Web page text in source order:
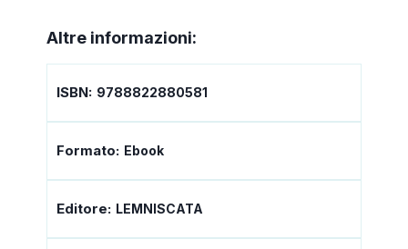
Altre informazioni:
ISBN: 9788822880581
Formato: Ebook
Editore: LEMNISCATA